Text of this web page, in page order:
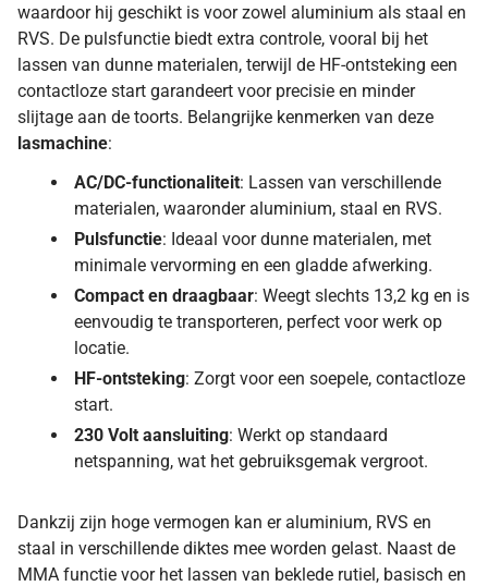
Dankzij zijn hoge vermogen kan er aluminium, RVS en
staal in verschillende diktes mee worden gelast. Naast de
MMA functie voor het lassen van beklede rutiel, basisch en
waardoor hij geschikt is voor zowel aluminium als staal en
RVS. De pulsfunctie biedt extra controle, vooral bij het
lassen van dunne materialen, terwijl de HF-ontsteking een
contactloze start garandeert voor precisie en minder
slijtage aan de toorts. Belangrijke kenmerken van deze
lasmachine:
AC/DC-functionaliteit: Lassen van verschillende
materialen, waaronder aluminium, staal en RVS.
Pulsfunctie: Ideaal voor dunne materialen, met
minimale vervorming en een gladde afwerking.
Compact en draagbaar: Weegt slechts 13,2 kg en is
eenvoudig te transporteren, perfect voor werk op
locatie.
HF-ontsteking: Zorgt voor een soepele, contactloze
start.
230 Volt aansluiting: Werkt op standaard
netspanning, wat het gebruiksgemak vergroot.